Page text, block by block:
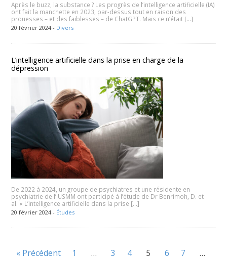
Après le buzz, la substance ? Les progrès de l’intelligence artificielle (IA)
ont fait la manchette en 2023, par-dessus tout en raison des
prouesses – et des faiblesses – de ChatGPT. Mais ce n’était […]
20 février 2024 - Divers
L’intelligence artificielle dans la prise en charge de la
dépression
De 2022 à 2024, un groupe de psychiatres et une résidente en
psychiatrie de l’IUSMM ont participé à l’étude de Dr Benrimoh, D. et
al. « L’intelligence artificielle dans la prise […]
20 février 2024 - Études
« Précédent 1 … 3 4 5 6 7
…